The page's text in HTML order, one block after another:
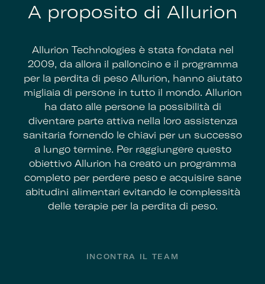
A proposito di Allurion
Allurion Technologies è stata fondata nel
2009, da allora il palloncino e il programma
per la perdita di peso Allurion, hanno aiutato
migliaia di persone in tutto il mondo. Allurion
ha dato alle persone la possibilità di
diventare parte attiva nella loro assistenza
sanitaria fornendo le chiavi per un successo
a lungo termine. Per raggiungere questo
obiettivo Allurion ha creato un programma
completo per perdere peso e acquisire sane
abitudini alimentari evitando le complessità
delle terapie per la perdita di peso.
FooterINCONTRA IL TEAM